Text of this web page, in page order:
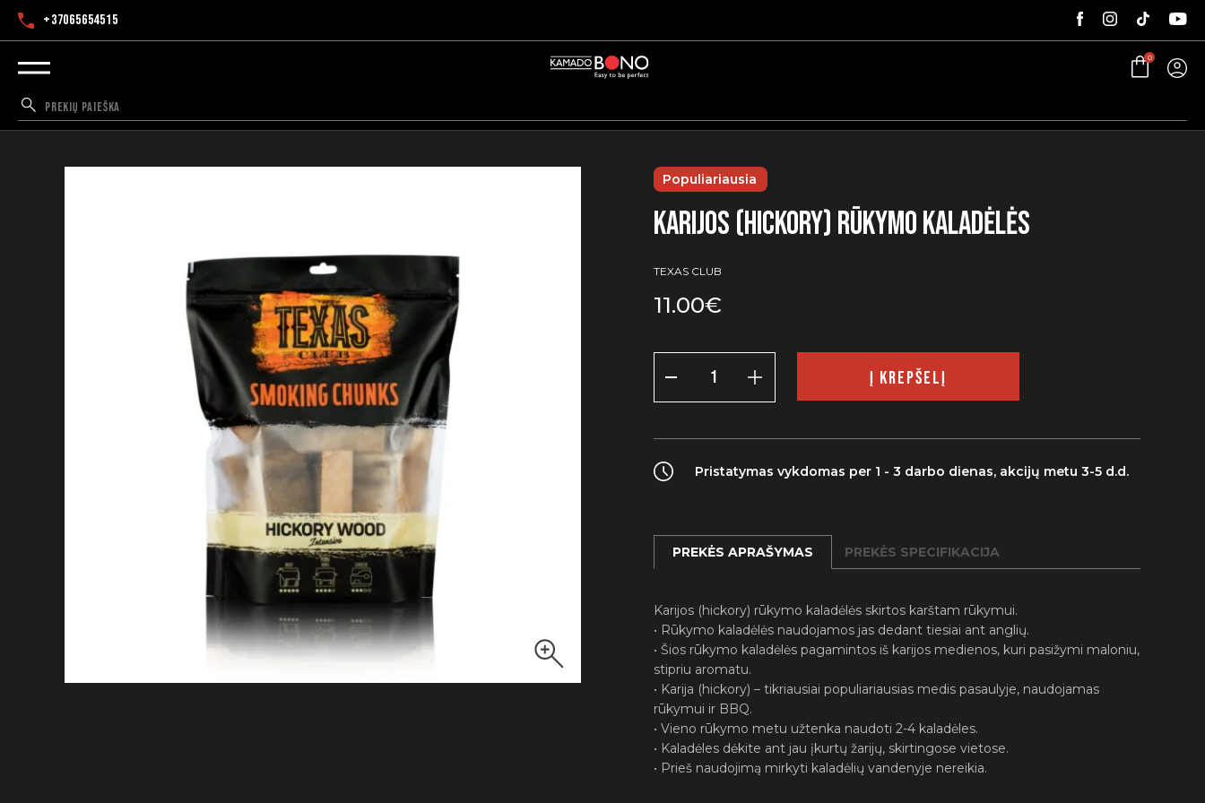
+37065654515
0
Populiariausia
Karijos (Hickory) rūkymo kaladėlės
TEXAS CLUB
11.00€
produkto
kiekis:
Karijos
(Hickory)
Į KREPŠELĮ
Pristatymas vykdomas per 1 - 3 darbo dienas, akcijų metu 3-5 d.d.
PREKĖS APRAŠYMAS PREKĖS SPECIFIKACIJA
Karijos (hickory) rūkymo kaladėlės skirtos karštam rūkymui.
• Rūkymo kaladėlės naudojamos jas dedant tiesiai ant anglių.
• Šios rūkymo kaladėlės pagamintos iš karijos medienos, kuri pasižymi maloniu,
stipriu aromatu.
• Karija (hickory) – tikriausiai populiariausias medis pasaulyje, naudojamas
rūkymui ir BBQ.
• Vieno rūkymo metu užtenka naudoti 2-4 kaladėles.
• Kaladėles dėkite ant jau įkurtų žarijų, skirtingose vietose.
• Prieš naudojimą mirkyti kaladėlių vandenyje nereikia.